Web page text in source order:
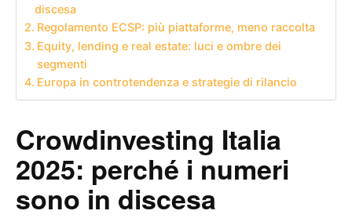
discesa
Regolamento ECSP: più piattaforme, meno raccolta
Equity, lending e real estate: luci e ombre dei
segmenti
Europa in controtendenza e strategie di rilancio
Crowdinvesting Italia
2025: perché i numeri
sono in discesa